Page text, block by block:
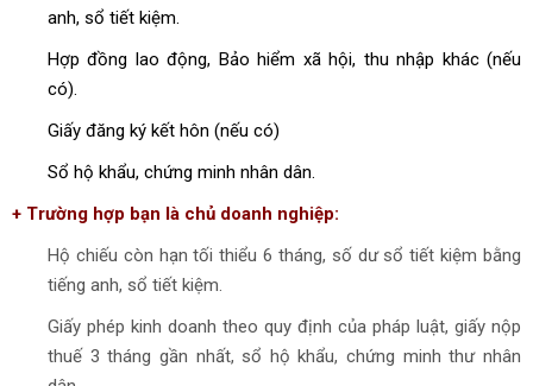
anh, sổ tiết kiệm.
Hợp đồng lao động, Bảo hiểm xã hội, thu nhập khác (nếu
có).
Giấy đăng ký kết hôn (nếu có)
Sổ hộ khẩu, chứng minh nhân dân.
+ Trường hợp bạn là chủ doanh nghiệp:
Hộ chiếu còn hạn tối thiểu 6 tháng, số dư sổ tiết kiệm bằng
tiếng anh, sổ tiết kiệm.
Giấy phép kinh doanh theo quy định của pháp luật, giấy nộp
thuế 3 tháng gần nhất, sổ hộ khẩu, chứng minh thư nhân